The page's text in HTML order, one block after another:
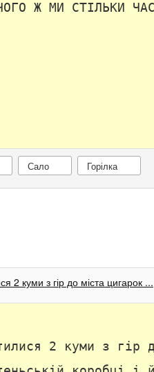
Ж МИ СТІЛЬКИ
Сало Горілка
2 куми з гір до міста цигарок ...
2 куми з гір